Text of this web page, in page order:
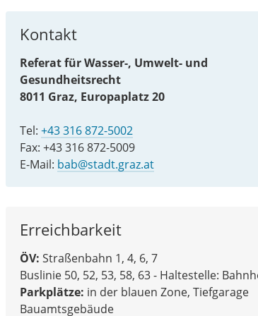
Kontakt
Referat für Wasser-, Umwelt- und
Gesundheitsrecht
8011 Graz, Europaplatz 20
Tel: +43 316 872-5002
Fax: +43 316 872-5009
E-Mail: bab@stadt.graz.at
Erreichbarkeit
ÖV: Straßenbahn 1, 4, 6, 7
Buslinie 50, 52, 53, 58, 63 - Haltestelle:
Parkplätze: in der blauen Zone, Tiefgarage
Bauamtsgebäude